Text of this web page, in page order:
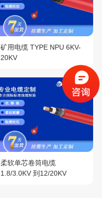
矿用电缆 TYPE NPU 6KV-
20KV
柔软单芯卷筒电缆
1.8/3.0KV 到12/20KV